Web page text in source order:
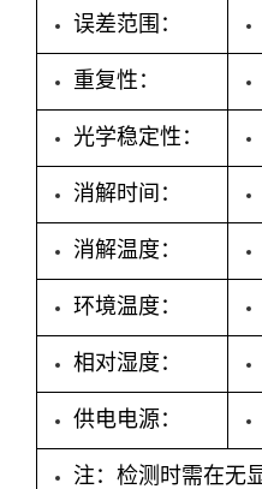
误差范围：
重复性：
光学稳定性 ：
消解时间：
消解温度：
环境温度：
相对湿度：
供电电源：
注： 检测时需在无